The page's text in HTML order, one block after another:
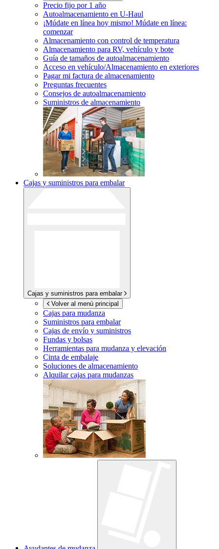
Precio fijo por 1 año
Autoalmacenamiento en U-Haul
¡Múdate en línea hoy mismo! Múdate en línea:
comenzar
Almacenamiento con control de temperatura
Almacenamiento para RV, vehículo y bote
Guía de tamaños de autoalmacenamiento
Acceso en vehículo/Almacenamiento en exteriores
Pagar mi factura de almacenamiento
Preguntas frecuentes
Consejos de autoalmacenamiento
Suministros de almacenamiento
Cajas y suministros para embalar
Cajas y suministros para embalar
Volver al menú principal
Cajas para mudanza
Suministros para embalar
Cajas de envío y suministros
Fundas y bolsas
Herramientas para mudanza y elevación
Cinta de embalaje
Soluciones de almacenamiento
Alquilar cajas para mudanzas